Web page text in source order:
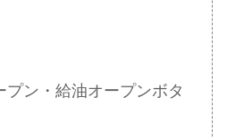
プン・給油オープンボタ